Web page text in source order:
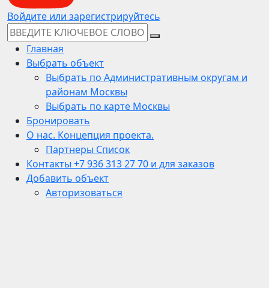
Войдите или зарегистрируйтесь
Главная
Выбрать объект
Выбрать по Административным округам и
районам Москвы
Выбрать по карте Москвы
Бронировать
О нас. Концепция проекта.
Партнеры Список
Контакты +7 936 313 27 70 и для заказов
Добавить объект
Авторизоваться